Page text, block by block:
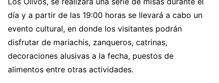
día y a partir de las 19:00 horas se llevará a cabo un
evento cultural, en donde los visitantes podrán
disfrutar de mariachis, zanqueros, catrinas,
decoraciones alusivas a la fecha, puestos de
alimentos entre otras actividades.